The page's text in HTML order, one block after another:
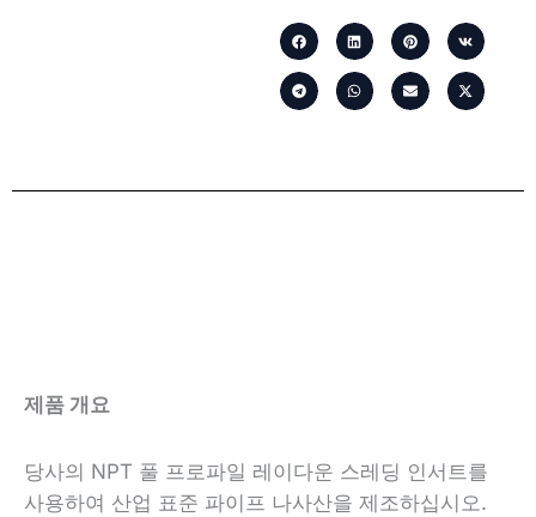
제품 개요
당사의 NPT 풀 프로파일 레이다운 스레딩 인서트를
사용하여 산업 표준 파이프 나사산을 제조하십시오.